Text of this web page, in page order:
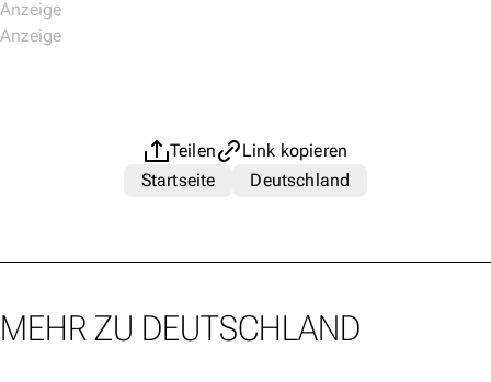
Teilen
Link kopieren
Startseite
Deutschland
MEHR ZU DEUTSCHLAND